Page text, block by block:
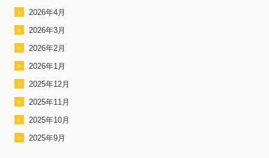
2026年4月
2026年3月
2026年2月
2026年1月
2025年12月
2025年11月
2025年10月
2025年9月